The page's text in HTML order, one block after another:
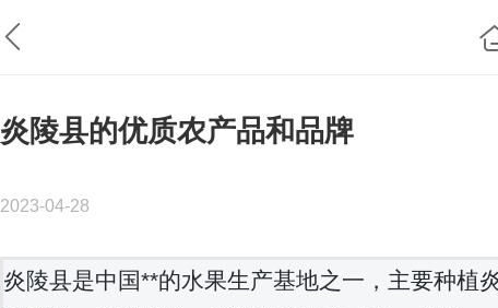
炎陵县的优质农产品和品牌
2023-04-28
炎陵县是中国**的水果生产基地之一，主要种植